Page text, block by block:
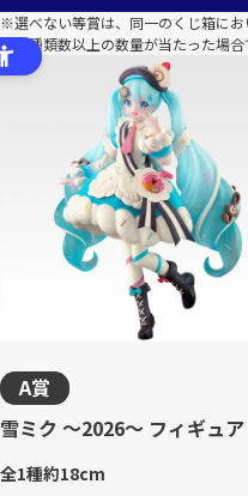
※選べない等賞は、同一のくじ箱にお
※全種類数以上の数量が当たった場合
A賞
雪ミク ～2026～ フィギュア
全1種約18cm